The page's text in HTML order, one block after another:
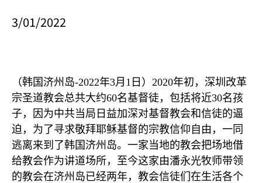
3/01/2022
（韩国济州岛-2022年3月 1 日） 2020年初，深圳改革
宗圣道教会总共大约60名基督徒，包括将近30名孩
子，因为中共当局日益加深对基督教会和信徒的逼
迫，为了寻求敬拜耶稣基督的宗教信仰自由，一同
逃离来到了韩国济州岛。一家当地的教会把场地借
给教会作为讲道场所，至今这家由潘永光牧师带领
的教会在济州岛已经两年，教会信徒们在生活各个